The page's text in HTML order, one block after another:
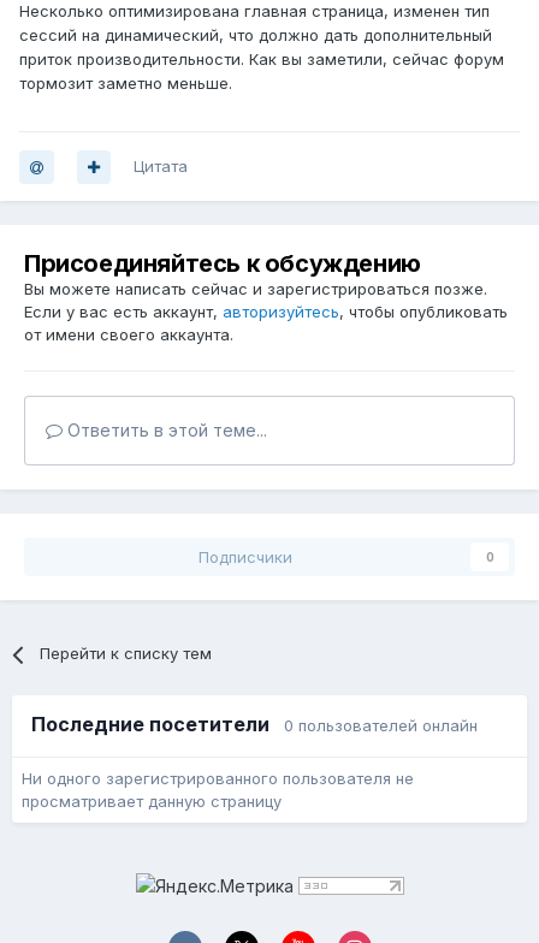
Несколько оптимизирована главная страница, изменен тип
сессий на динамический, что должно дать дополнительный
приток производительности. Как вы заметили, сейчас форум
тормозит заметно меньше.
Цитата
Присоединяйтесь к обсуждению
Вы можете написать сейчас и зарегистрироваться позже.
Если у вас есть аккаунт, авторизуйтесь, чтобы опубликовать
от имени своего аккаунта.
Ответить в этой теме...
Подписчики 0
Перейти к списку тем
Последние посетители 0 пользователей онлайн
Ни одного зарегистрированного пользователя не
просматривает данную страницу